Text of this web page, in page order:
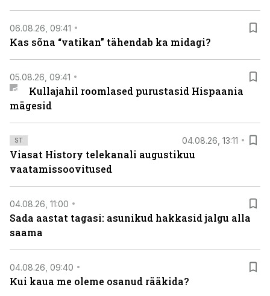
06.08.26, 09:41
Kas sõna “vatikan” tähendab ka midagi?
05.08.26, 09:41
Kullajahil roomlased purustasid Hispaania
mägesid
ST 04.08.26, 13:11
Viasat History telekanali augustikuu
vaatamissoovitused
04.08.26, 11:00
Sada aastat tagasi: asunikud hakkasid jalgu alla
saama
04.08.26, 09:40
Kui kaua me oleme osanud rääkida?